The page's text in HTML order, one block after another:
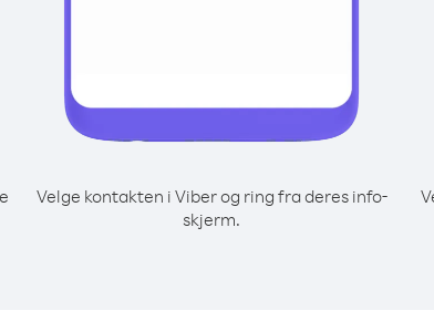
Velge kontakten i Viber og ring fra deres info-
skjerm.